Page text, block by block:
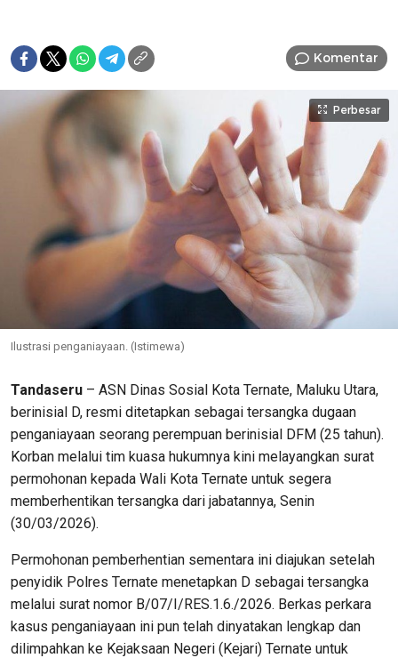
Komentar
Perbesar
Ilustrasi penganiayaan. (Istimewa)
Tandaseru – ASN Dinas Sosial Kota Ternate, Maluku Utara,
berinisial D, resmi ditetapkan sebagai tersangka dugaan
penganiayaan seorang perempuan berinisial DFM (25 tahun).
Korban melalui tim kuasa hukumnya kini melayangkan surat
permohonan kepada Wali Kota Ternate untuk segera
memberhentikan tersangka dari jabatannya, Senin
(30/03/2026).
Permohonan pemberhentian sementara ini diajukan setelah
penyidik Polres Ternate menetapkan D sebagai tersangka
melalui surat nomor B/07/I/RES.1.6./2026. Berkas perkara
kasus penganiayaan ini pun telah dinyatakan lengkap dan
dilimpahkan ke Kejaksaan Negeri (Kejari) Ternate untuk